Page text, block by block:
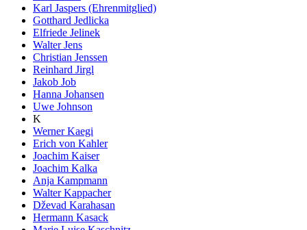
Karl Jaspers (Ehrenmitglied)
Gotthard Jedlicka
Elfriede Jelinek
Walter Jens
Christian Jenssen
Reinhard Jirgl
Jakob Job
Hanna Johansen
Uwe Johnson
K
Werner Kaegi
Erich von Kahler
Joachim Kaiser
Joachim Kalka
Anja Kampmann
Walter Kappacher
Dževad Karahasan
Hermann Kasack